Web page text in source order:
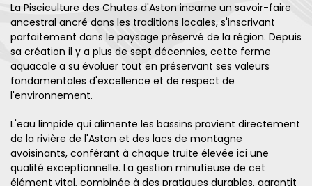
La Pisciculture des Chutes d'Aston incarne un savoir-faire
ancestral ancré dans les traditions locales, s'inscrivant
parfaitement dans le paysage préservé de la région. Depuis
sa création il y a plus de sept décennies, cette ferme
aquacole a su évoluer tout en préservant ses valeurs
fondamentales d'excellence et de respect de
l'environnement.
L'eau limpide qui alimente les bassins provient directement
de la rivière de l'Aston et des lacs de montagne
avoisinants, conférant à chaque truite élevée ici une
qualité exceptionnelle. La gestion minutieuse de cet
élément vital, combinée à des pratiques durables, garantit